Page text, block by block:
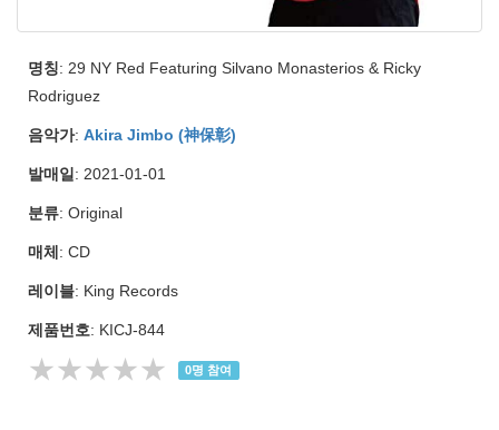
명칭: 29 NY Red Featuring Silvano Monasterios & Ricky
Rodriguez
음악가: Akira Jimbo (神保彰)
발매일 : 2021-01-01
분류: Original
매체 : CD
레이블: King Records
제품번호: KICJ-844
★★★★★ 0명 참여